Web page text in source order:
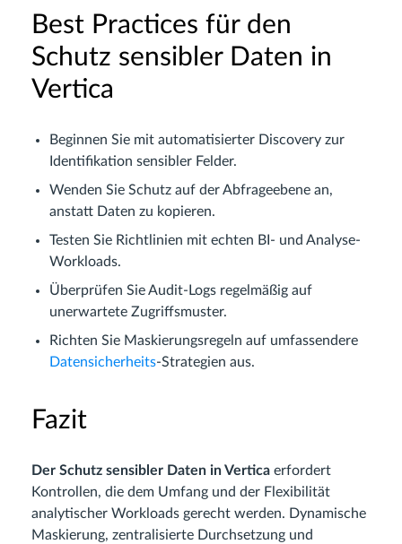
Best Practices für den
Schutz sensibler Daten in
Vertica
Beginnen Sie mit automatisierter Discovery zur
Identifikation sensibler Felder.
Wenden Sie Schutz auf der Abfrageebene an,
anstatt Daten zu kopieren.
Testen Sie Richtlinien mit echten BI- und Analyse-
Workloads.
Überprüfen Sie Audit-Logs regelmäßig auf
unerwartete Zugriffsmuster.
Richten Sie Maskierungsregeln auf umfassendere
Datensicherheits-Strategien aus.
Fazit
Der Schutz sensibler Daten in Vertica erfordert
Kontrollen, die dem Umfang und der Flexibilität
analytischer Workloads gerecht werden. Dynamische
Maskierung, zentralisierte Durchsetzung und